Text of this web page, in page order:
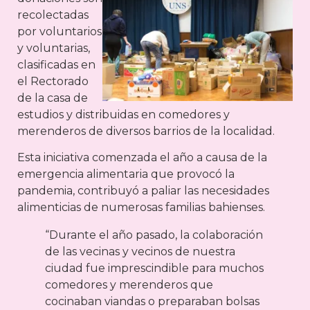
recolectadas
por voluntarios
y voluntarias,
clasificadas en
el Rectorado
de la casa de
estudios y distribuidas en comedores y
merenderos de diversos barrios de la localidad.
Esta iniciativa comenzada el año a causa de la
emergencia alimentaria que provocó la
pandemia, contribuyó a paliar las necesidades
alimenticias de numerosas familias bahienses.
“Durante el año pasado, la colaboración
de las vecinas y vecinos de nuestra
ciudad fue imprescindible para muchos
comedores y merenderos que
cocinaban viandas o preparaban bolsas